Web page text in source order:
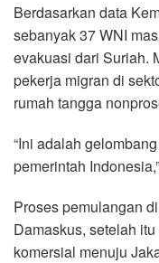
Berdasarkan data
sebanyak 37 WNI
evakuasi dari Suriah.
pekerja migran di
rumah tangga
“Ini adalah
pemerintah
Proses pemulangan
Damaskus, setelah
komersial menuju